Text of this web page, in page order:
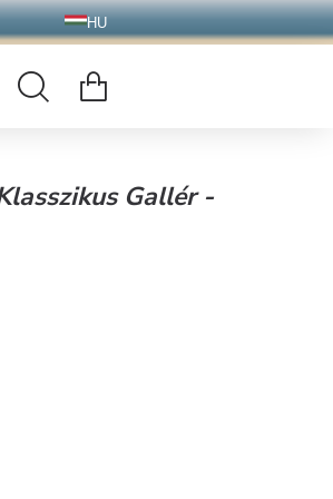
HU
Gallér -